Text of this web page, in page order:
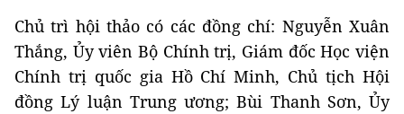
Chủ trì hội thảo có các đồng chí: Nguyễn Xuân
Thắng, Ủy viên Bộ Chính trị, Giám đốc Học viện
Chính trị quốc gia Hồ Chí Minh, Chủ tịch Hội
đồng Lý luận Trung ương; Bùi Thanh Sơn, Ủy